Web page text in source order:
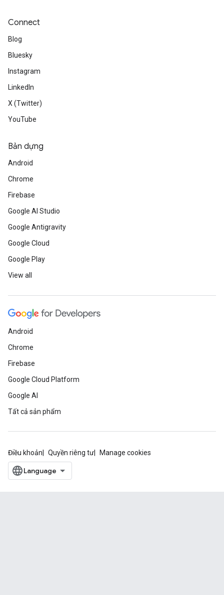
Connect
Blog
Bluesky
Instagram
LinkedIn
X (Twitter)
YouTube
Bản dựng
Android
Chrome
Firebase
Google AI Studio
Google Antigravity
Google Cloud
Google Play
View all
Android
Chrome
Firebase
Google Cloud Platform
Google AI
Tất cả sản phẩm
Điều khoản Quyền riêng tư Manage cookies